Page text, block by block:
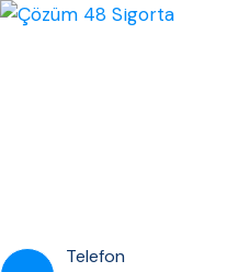
Telefon